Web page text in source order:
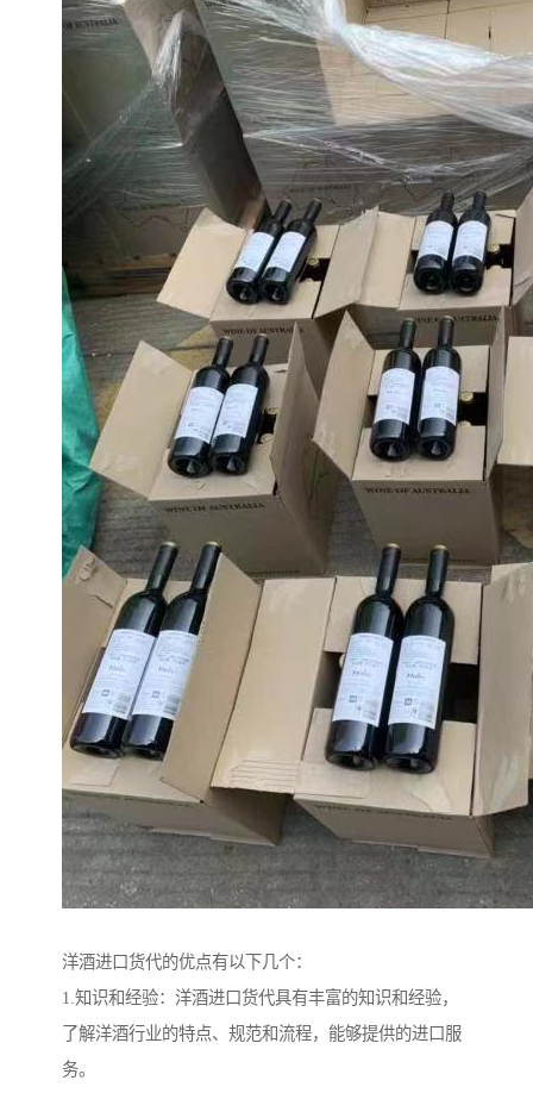
洋酒进口货代的优点有以下几个：
1.知识和经验：洋酒进口货代具有丰富的知识和经验，
了解洋酒行业的特点、规范和流程，能够提供的进口服
务。